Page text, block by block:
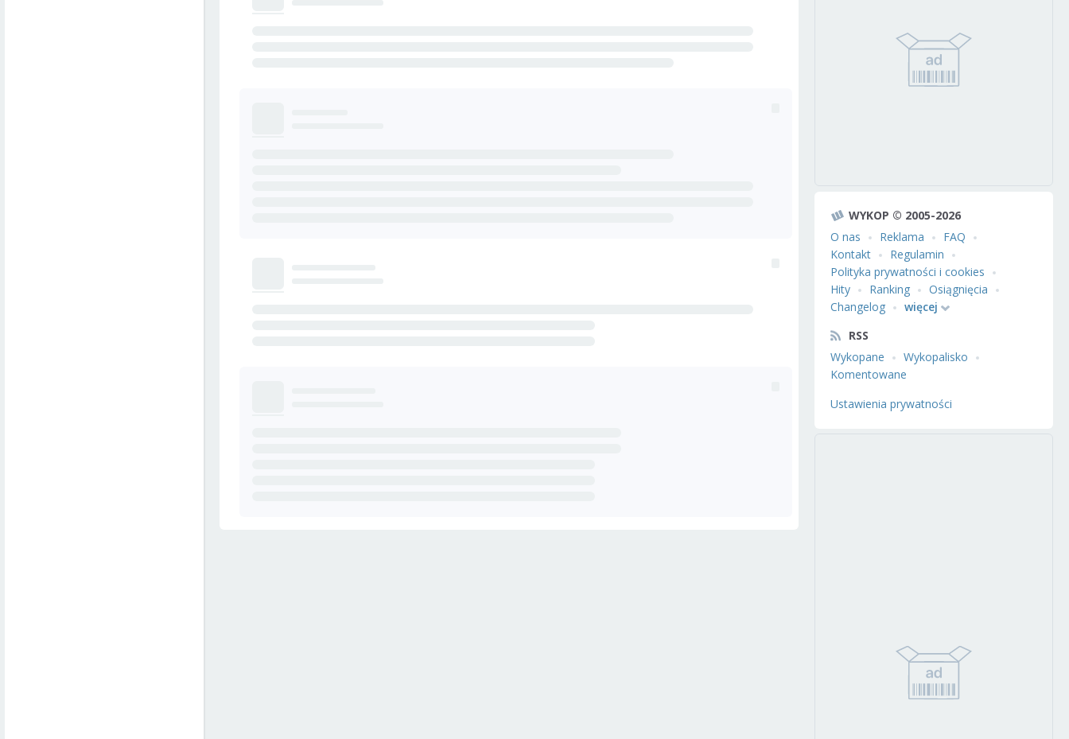
WYKOP © 2005-2026
O nas
Reklama
FAQ
Kontakt
Regulamin
Polityka prywatności i cookies
Hity
Ranking
Osiągnięcia
Changelog
więcej
RSS
Wykopane
Wykopalisko
Komentowane
Ustawienia prywatności